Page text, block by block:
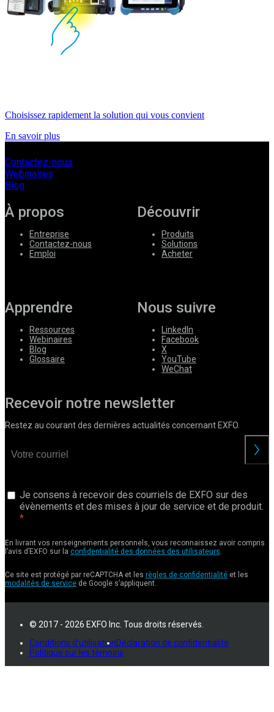
Choisissez rapidement la solution qui vous convient
En savoir plus
Contactez-nous
Webinaires
Blog
À propos
Entreprise
Contactez-nous
Emploi
Découvrir
Produits
Solutions
Acheter
Apprendre
Ressources
Webinaires
Blog
Glossaire
Nous suivre
LinkedIn
Facebook
X
YouTube
WeChat
Recevoir notre newsletter
Restez au courant des dernières actualités concernant EXFO.
Je consens à recevoir des courriels de EXFO sur des
évènements et des mises à jour de service et de produit.
En livrant vos renseignements personnels, vous reconnaissez avoir compris
l’avis d’EXFO sur la confidentialité des données des utilisateurs.
Ce site est protégé par reCAPTCHA et les règles de confidentialité et les
modalités de service de Google s’appliquent.
© 2017 - 2026 EXFO Inc. Tous droits réservés.
Conditions d'utilisationDéclaration de confidentialité
Politique sur les témoins